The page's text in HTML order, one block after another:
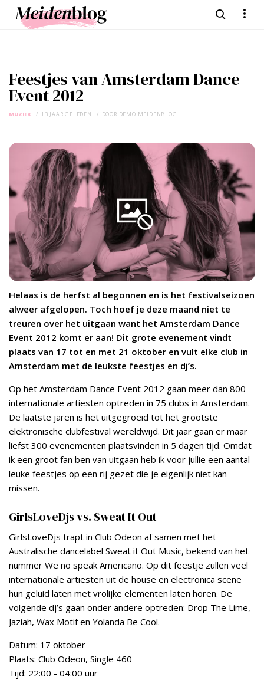
Feestjes van Amsterdam Dance
Event 2012
MUZIEK 13 JAAR GELEDEN DOOR DEMO MEIDENBLOG
Helaas is de herfst al begonnen en is het festivalseizoen
alweer afgelopen. Toch hoef je deze maand niet te
treuren over het uitgaan want het Amsterdam Dance
Event 2012 komt er aan! Dit grote evenement vindt
plaats van 17 tot en met 21 oktober en vult elke club in
Amsterdam met de leukste feestjes en dj’s.
Op het Amsterdam Dance Event 2012 gaan meer dan 800
internationale artiesten optreden in 75 clubs in Amsterdam.
De laatste jaren is het uitgegroeid tot het grootste
elektronische clubfestival wereldwijd. Dit jaar gaan er maar
liefst 300 evenementen plaatsvinden in 5 dagen tijd. Omdat
ik een groot fan ben van uitgaan heb ik voor jullie een aantal
leuke feestjes op een rij gezet die je eigenlijk niet kan
missen.
GirlsLoveDjs vs. Sweat It Out
GirlsLoveDjs trapt in Club Odeon af samen met het
Australische dancelabel Sweat it Out Music, bekend van het
nummer We no speak Americano. Op dit feestje zullen veel
internationale artiesten uit de house en electronica scene
hun geluid laten met vrolijke elementen laten horen. De
volgende dj’s gaan onder andere optreden: Drop The Lime,
Jaziah, Wax Motif en Yolanda Be Cool.
Datum: 17 oktober
Plaats: Club Odeon, Single 460
Tijd: 22:00 - 04:00 uur